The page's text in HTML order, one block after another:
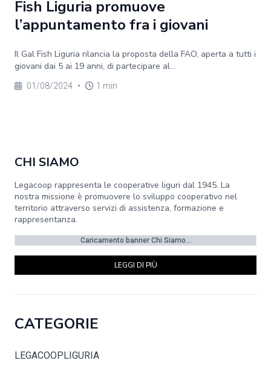
Fish Liguria promuove
l’appuntamento fra i giovani
Il Gal Fish Liguria rilancia la proposta della FAO, aperta a tutti i
giovani dai 5 ai 19 anni, di partecipare al...
01/08/2024 • 1 min
CHI SIAMO
Legacoop rappresenta le cooperative liguri dal 1945. La
nostra missione è promuovere lo sviluppo cooperativo nel
territorio attraverso servizi di assistenza, formazione e
rappresentanza.
Caricamento banner Chi Siamo...
LEGGI DI PIÙ
CATEGORIE
LEGACOOPLIGURIA